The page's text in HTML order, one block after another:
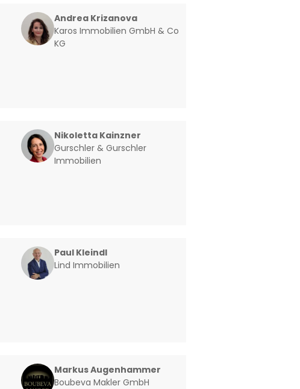
Andrea Krizanova
Karos Immobilien GmbH & Co
KG
Nikoletta Kainzner
Gurschler & Gurschler
Immobilien
Paul Kleindl
Lind Immobilien
Markus Augenhammer
Boubeva Makler GmbH